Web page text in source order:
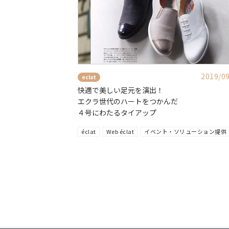
eclat
2019/
快適で美しい足元を演出！
エクラ世代のハートをつかんだ
４号にわたるタイアップ
éclat Web éclat イベント・ソリューション提供